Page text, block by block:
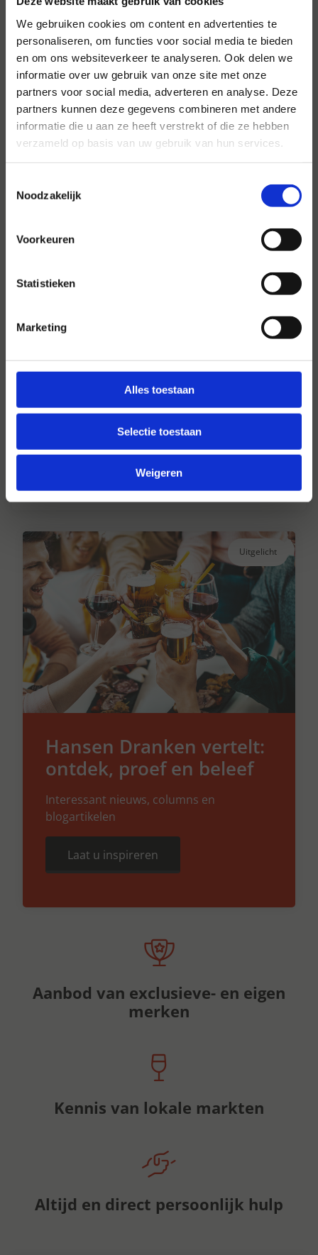
We gebruiken cookies om content en advertenties te
personaliseren, om functies voor social media te bieden
en om ons websiteverkeer te analyseren. Ook delen we
informatie over uw gebruik van onze site met onze
partners voor social media, adverteren en analyse. Deze
partners kunnen deze gegevens combineren met andere
informatie die u aan ze heeft verstrekt of die ze hebben
verzameld op basis van uw gebruik van hun services.
Noodzakelijk
Voorkeuren
Statistieken
Marketing
Alles toestaan
Selectie toestaan
Weigeren
Voor al uw evenementen en
partijen
Hansen Evenementen is uw partner voor
evenementen van groot tot klein.
Lees verder
Hansen Dranken sinds 1947
Al ruim 75 jaar uw grote onafhankelijke
drankengroothandel.
Uitgelicht
Hansen Dranken vertelt:
ontdek, proef en beleef
Interessant nieuws, columns en
blogartikelen
Laat u inspireren
Aanbod van exclusieve- en eigen
merken
Kennis van lokale markten
Altijd en direct persoonlijk hulp